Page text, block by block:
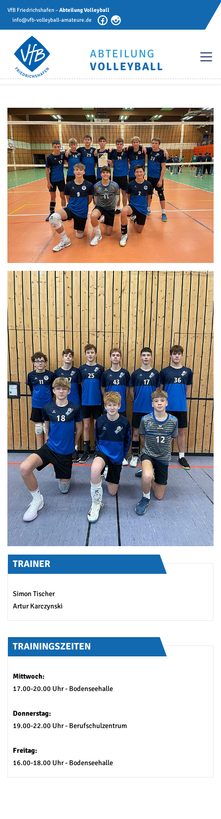
VfB Friedrichshafen –Abteilung Volleyball
info@vfb-volleyball-amateure.de
ABTEILUNG
VOLLEYBALL
TRAINER
Simon Tischer
Artur Karczynski
TRAININGSZEITEN
Mittwoch:
17.00-20.00 Uhr - Bodenseehalle
Donnerstag:
19.00-22.00 Uhr - Berufschulzentrum
Freitag:
16.00-18.00 Uhr - Bodenseehalle